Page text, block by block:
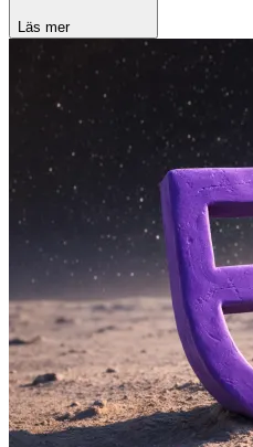
Läs mer